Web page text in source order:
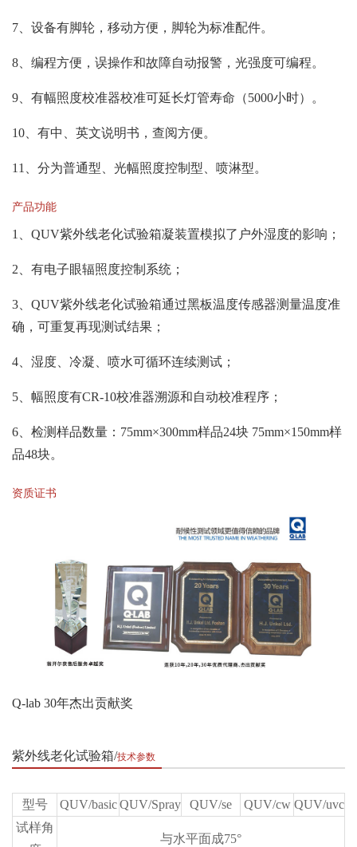
7、设备有脚轮，移动方便，脚轮为标准配件。
8、编程方便，误操作和故障自动报警，光强度可编程。
9、有幅照度校准器校准可延长灯管寿命（5000小时）。
10、有中、英文说明书，查阅方便。
11、分为普通型、光幅照度控制型、喷淋型。
产品功能
1、QUV紫外线老化试验箱凝装置模拟了户外湿度的影响；
2、有电子眼辐照度控制系统；
3、QUV紫外线老化试验箱通过黑板温度传感器测量温度准
确，可重复再现测试结果；
4、湿度、冷凝、喷水可循环连续测试；
5、幅照度有CR-10校准器溯源和自动校准程序；
6、检测样品数量：75mm×300mm样品24块 75mm×150mm样
品48块。
资质证书
Q-lab 30年杰出贡献奖
紫外线老化试验箱 技术参数
型号 QUV/basic QUV/Spray QUV/se QUV/cw QUV/uvc
试样角
与水平面成75°